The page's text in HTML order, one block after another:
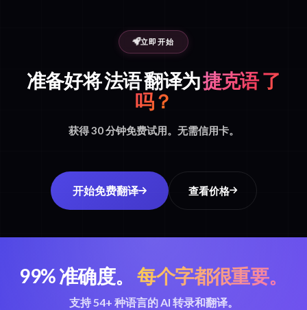
立即开始
准备好将 法语 翻译为捷克语 了
吗？
获得 30 分钟免费试用。无需信用卡。
开始免费翻译 查看价格
99% 准确度。 每个字都很重要。
支持 54+ 种语言的 AI 转录和翻译。